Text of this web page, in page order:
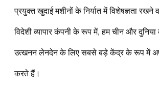
प्रयुक्त खुदाई मशीनों के निर्यात में विशेषज्ञता रखने
विदेशी व्यापार कंपनी के रूप में, हम चीन और
उत्खनन लेनदेन के लिए सबसे बड़े केंद्र के रूप में
करते हैं।